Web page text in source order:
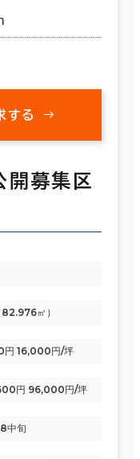
する
開募集区
㎡）
円 16,000円/坪
円 96,000円/坪
中旬